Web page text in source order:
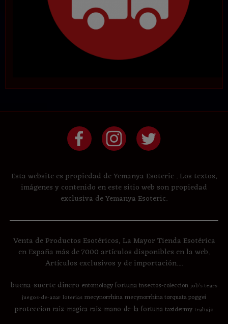
Esta website es propiedad de Yemanya Esoteric . Los textos,
imágenes y contenido en este sitio web son propiedad
exclusiva de Yemanya Esoteric.
Venta de Productos Esotéricos, La Mayor Tienda Esotérica
en España más de 7000 artículos disponibles en la web.
Artículos exclusivos y de importación....
buena-suertedinero entomologyfortunainsectos-coleccion job's tears
juegos-de-azar loterias mecynorrhinamecynorrhina torquata poggei
proteccion raiz-magica raiz-mano-de-la-fortunataxidermy trabajo